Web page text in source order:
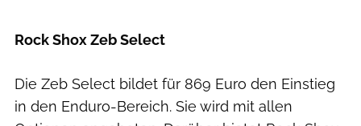
Rock Shox Zeb Select
Die Zeb Select bildet für 869 Euro den Einstieg
in den Enduro-Bereich. Sie wird mit allen